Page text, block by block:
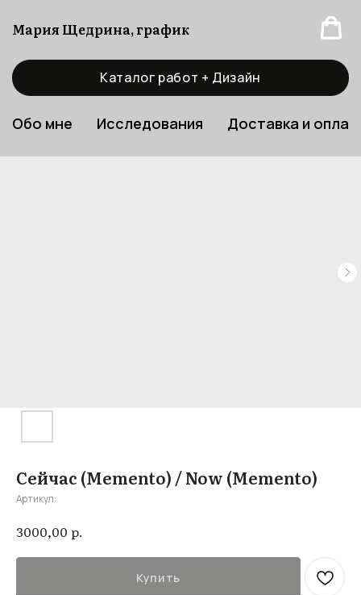
Мария Щедрина, график
Каталог работ + Дизайн
Обо мне Исследования Доставка и
Сейчас (Memento) / Now (Memento)
Артикул:
3000,00 р.
Купить